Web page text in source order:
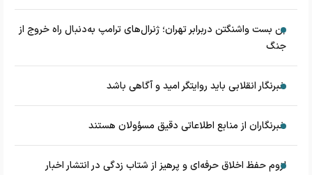
بن بست واشنگتن دربرابر تهران؛ ژنرال‌های ترامپ به‌دنبال راه خروج از
جنگ
خبرنگار انقلابی باید روایتگر امید و آگاهی باشد
خبرنگاران از منابع اطلاعاتی دقیق مسؤولان هستند
لزوم حفظ اخلاق حرفه‌ای و پرهیز از شتاب زدگی در انتشار اخبار